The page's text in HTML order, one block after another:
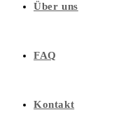
Über uns
FAQ
Kontakt